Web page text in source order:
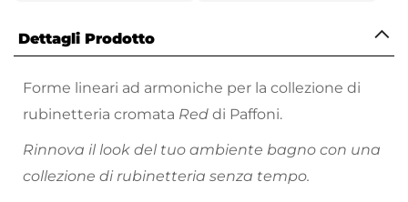
Dettagli Prodotto
Forme lineari ad armoniche per la collezione di
rubinetteria cromata Red di Paffoni.
Rinnova il look del tuo ambiente bagno con una
collezione di rubinetteria senza tempo.